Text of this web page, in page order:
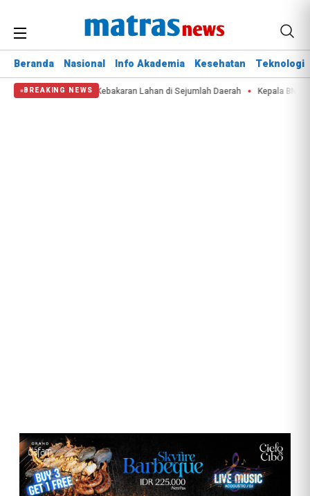
Beranda Nasional Info Akademia Kesehatan Teknologi
BREAKING NEWS
Krisis Air dan Kebakaran Lahan di Sejumlah Daerah Kepala BNPB: